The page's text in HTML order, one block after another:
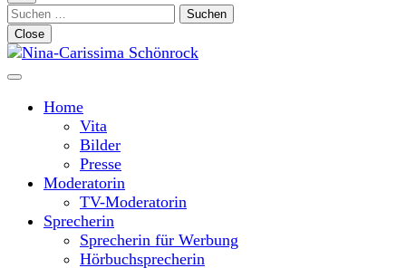
Suchen
nach:
Close
Nina-Carissima Schönrock
Home
Vita
Bilder
Presse
Moderatorin
TV-Moderatorin
Sprecherin
Sprecherin für Werbung
Hörbuchsprecherin